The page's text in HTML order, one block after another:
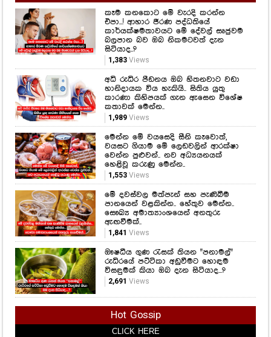
කෑම කනකොට මේ වැරදි කරන්න
එපා...! ආහාර ජීරණ පද්ධතියේ
කාර්යක්ෂමතාවයට මේ දේවල් සෘජුවම
බලපාන බව ඔබ නිකමටවත් දැන
සිටියාද..?
1,383Views
අධි රුධිර පීඩනය ඔබ හිතනවාට වඩා
හානිදායක විය හැකියි.. සිතිය යුතු
කාරණා කිහිපයක් ගැන ඇසෙන විශේෂ
කතාවක් මෙන්න..
1,989Views
මෙන්න මේ වයසෙදි සීනි කෑවොත්,
වයසට ගියාම මේ ලෙඩවලින් ආරක්ෂා
වෙන්න පුළුවන්.. නව අධ්‍යයනයක්
හෙළිවූ කරුණු මෙන්න..
1,553Views
මේ දවස්වල මත්පැන් සහ පැණිබීම
පානයෙන් වළකින්න.. හේතුව මෙන්න..
සෞඛ්‍ය අමාත්‍යාංශයෙන් අනතුරු
ඇඟවීමක්..
1,841 Views
ඖෂධීය ගුණ රැසක් තියන "පනාමල්"
රුධිරයේ පට්ටිකා අඩුවීමට හොඳම
විසඳුමක් කියා ඔබ දැන සිටියාද...?
2,691 Views
Hot Gossip
CLICK HERE